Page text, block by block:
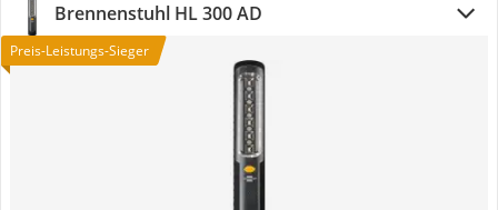
Brennenstuhl HL 300 AD
Preis-Leistungs-Sieger